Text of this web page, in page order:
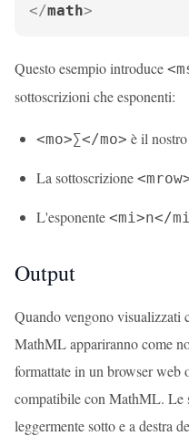
</math>
Questo esempio introduce
sottoscrizioni che esponenti:
<mo>∑</mo> è il
La sottoscrizione
L'esponente <mi>n</
Output
Quando vengono visualizzati
MathML appariranno come
formattate in un browser web
compatibile con MathML. Le
leggermente sotto e a destra